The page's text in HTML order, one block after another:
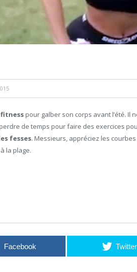
fitness pour galber son corps avant l’été. Il
de temps pour faire des exercices
fesses. Messieurs, appréciez les
la plage.
Facebook Twitter